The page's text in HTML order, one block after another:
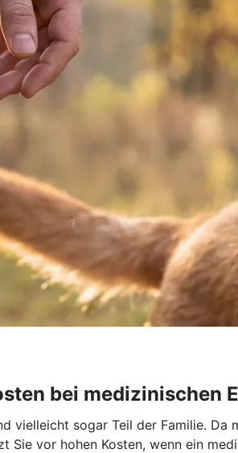
bei medizinischen
vielleicht sogar Teil der Familie.
Sie vor hohen Kosten, wenn ein